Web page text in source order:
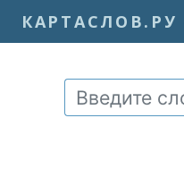
КАРТАСЛОВ.РУ